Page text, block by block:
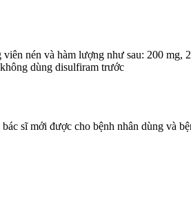
nén và hàm lượng như sau: 200
dùng disulfiram trước
sĩ mới được cho bệnh nhân dùng và